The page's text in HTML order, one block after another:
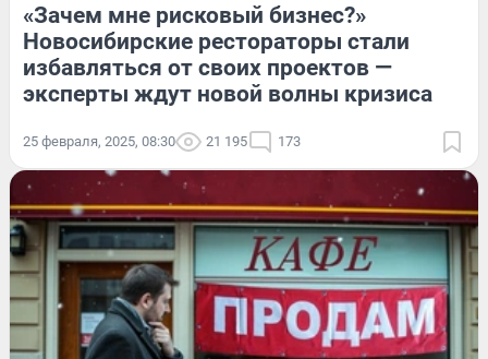
«Зачем мне рисковый бизнес?»
Новосибирские рестораторы стали
избавляться от своих проектов —
эксперты ждут новой волны кризиса
25 февраля, 2025, 08:30 21 195 173